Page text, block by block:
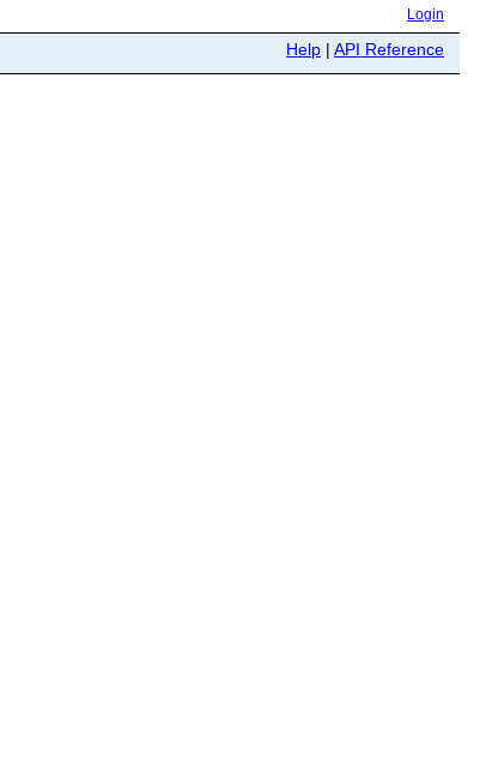
Login
Help | API Reference